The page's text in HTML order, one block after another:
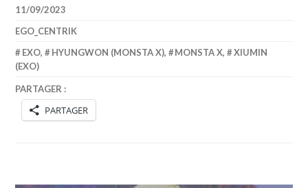
11/09/2023
EGO_CENTRIK
EXO, HYUNGWON (MONSTA X), MONSTA X,
XIUMIN
(EXO)
PARTAGER :
PARTAGER